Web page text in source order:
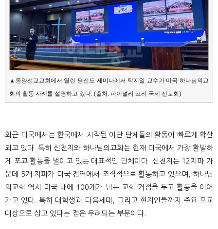
▲동양선교교회에서 열린 평신도 세미나에서 탁지일 교수가 미국 하나님의교
회의 활동 사례를 설명하고 있다. (출처: 파이널리 프리 국제 선교회)
최근 미국에서는 한국에서 시작된 이단 단체들의 활동이 빠르게 확산
되고 있다. 특히 신천지와 하나님의교회는 현재 미국에서 가장 활발하
게 포교 활동을 벌이고 있는 대표적인 단체이다. 신천지는 12지파 가
운데 5개 지파가 미국 전역에서 조직적으로 활동하고 있으며, 하나님
의교회 역시 미국 내에 100개가 넘는 교회 거점을 두고 활동을 이어
가고 있다. 특히 대학생과 다음세대, 그리고 현지인들까지 주요 포교
대상으로 삼고 있다는 점은 우려되는 부분이다.